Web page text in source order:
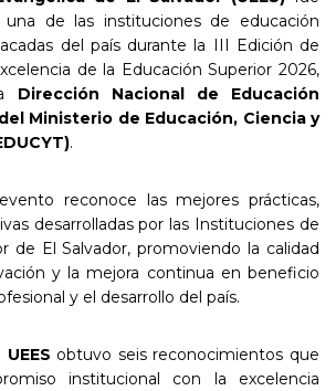
de las instituciones de educación
del país durante la III Edición de
de la Educación Superior 2026,
Dirección Nacional de Educación
Ministerio de Educación, Ciencia y
.
reconoce las mejores prácticas,
desarrolladas por las Instituciones de
de El Salvador, promoviendo la calidad
y la mejora continua en beneficio
y el desarrollo del país.
UEES obtuvo seis reconocimientos que
institucional con la excelencia